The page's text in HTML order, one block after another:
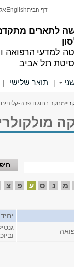
לתארים
למדעי הרפואה
תל אביב
דף הביתEnglish
| תואר שלישי |
>מחקר בחוגים פרה-קליניים
מ נ ס ע פ צ